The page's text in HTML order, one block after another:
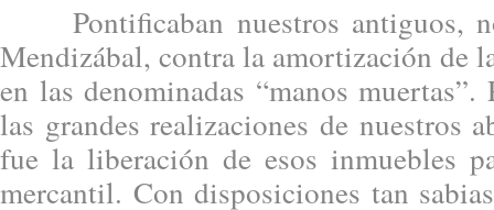
Pontificaban nuestros antiguos,
Mendizábal, contra la amortización de
en las denominadas “manos muertas”.
las grandes realizaciones de nuestros
fue la liberación de esos inmuebles
mercantil. Con disposiciones tan